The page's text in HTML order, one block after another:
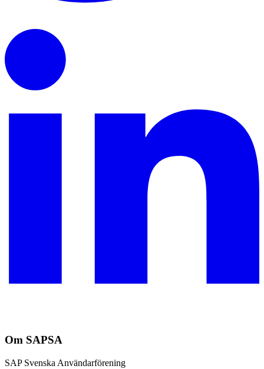
Om SAPSA
SAP Svenska Användarförening